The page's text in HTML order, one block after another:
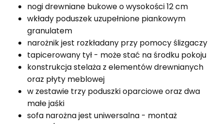
nogi drewniane bukowe o wysokości 12 cm
wkłady poduszek uzupełnione piankowym
granulatem
narożnik jest rozkładany przy pomocy ślizgaczy
tapicerowany tył - może stać na środku pokoju
konstrukcja stelaża z elementów drewnianych
oraz płyty meblowej
w zestawie trzy poduszki oparciowe oraz dwa
małe jaśki
sofa narożna jest uniwersalna - montaż